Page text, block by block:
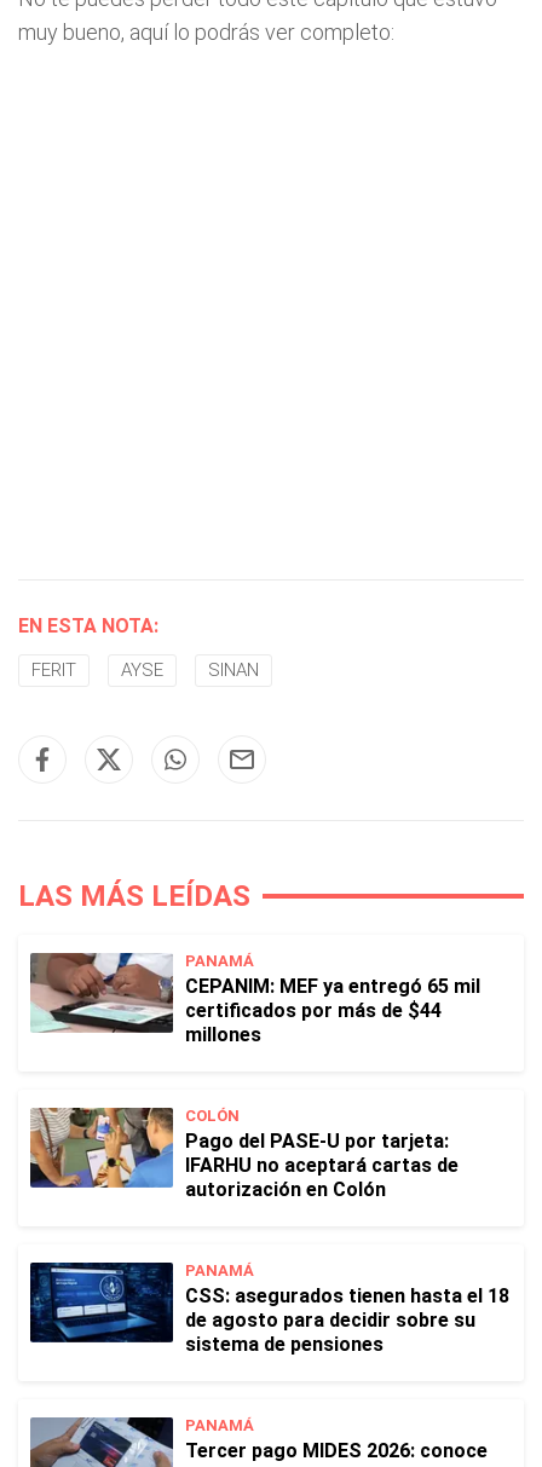
muy bueno, aquí lo podrás ver completo:
EN ESTA NOTA:
FERIT AYSE SINAN
LAS MÁS LEÍDAS
PANAMÁ
CEPANIM: MEF ya entregó 65 mil
certificados por más de $44
millones
COLÓN
Pago del PASE-U por tarjeta:
IFARHU no aceptará cartas de
autorización en Colón
PANAMÁ
CSS: asegurados tienen hasta el 18
de agosto para decidir sobre su
sistema de pensiones
PANAMÁ
Tercer pago MIDES 2026: conoce